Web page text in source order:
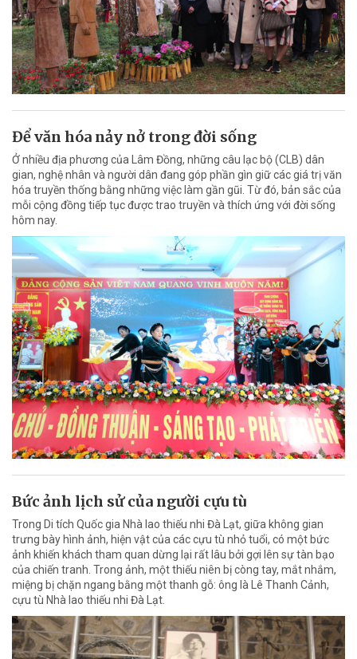
Để văn hóa nảy nở trong đời sống
Ở nhiều địa phương của Lâm Đồng, những câu lạc bộ (CLB) dân
gian, nghệ nhân và người dân đang góp phần gìn giữ các giá trị văn
hóa truyền thống bằng những việc làm gần gũi. Từ đó, bản sắc của
mỗi cộng đồng tiếp tục được trao truyền và thích ứng với đời sống
hôm nay.
Bức ảnh lịch sử của người cựu tù
Trong Di tích Quốc gia Nhà lao thiếu nhi Đà Lạt, giữa không gian
trưng bày hình ảnh, hiện vật của các cựu tù nhỏ tuổi, có một bức
ảnh khiến khách tham quan dừng lại rất lâu bởi gợi lên sự tàn bạo
của chiến tranh. Trong ảnh, một thiếu niên bị còng tay, mắt nhắm,
miệng bị chặn ngang bằng một thanh gỗ: ông là Lê Thanh Cảnh,
cựu tù Nhà lao thiếu nhi Đà Lạt.